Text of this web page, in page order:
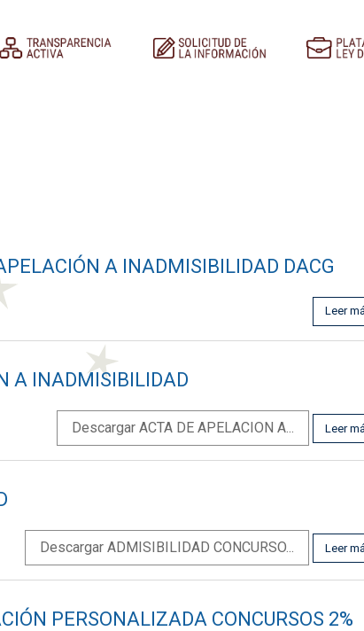
A INADMISIBILIDAD DACG
Leer
A INADMISIBILIDAD
Descargar ACTA DE APELACION A... Leer
Descargar ADMISIBILIDAD CONCURSO... Leer
PERSONALIZADA CONCURSOS 2%